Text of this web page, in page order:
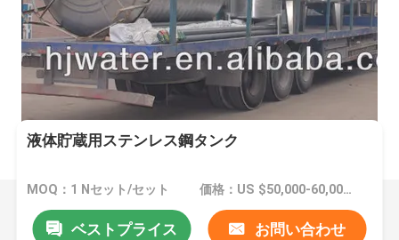
液体貯蔵用ステンレス鋼タンク
MOQ：1 Nセット/セット 価格：US $50,000-60,000 / Sets | 1 Set/Sets Negotiable (Min. Order)
ベストプライス お問い合わせ